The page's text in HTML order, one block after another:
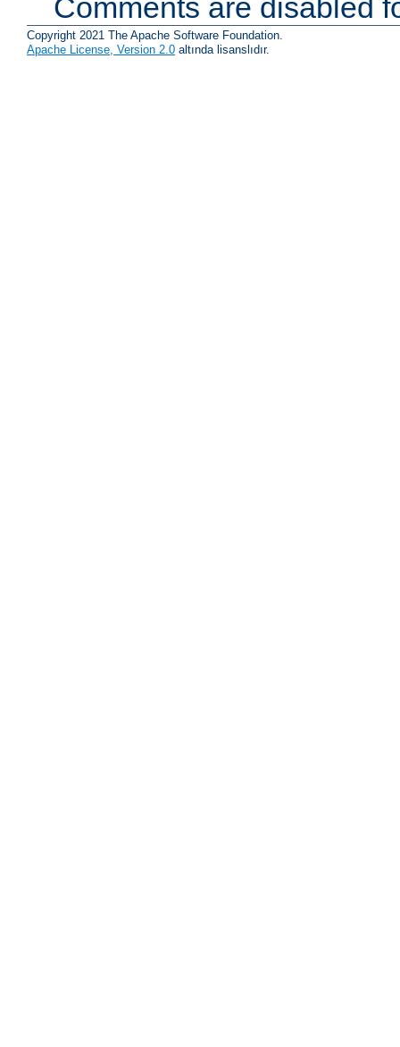
Comments are disabled
Copyright 2021 The Apache Software Foundation.
Apache License, Version 2.0 altında lisanslıdır.